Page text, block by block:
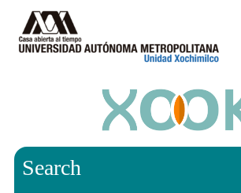
Search